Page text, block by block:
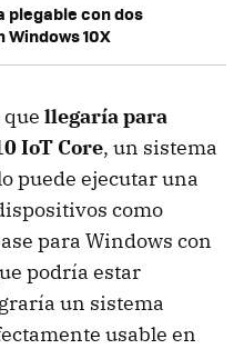
plegable con dos
10X
llegaría para
IoT Core, un sistema
puede ejecutar una
como
para Windows con
podría estar
un sistema
usable en